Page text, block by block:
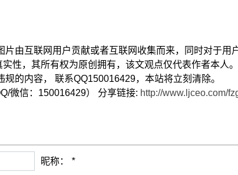
片由互联网用户贡献或者互联网收集而来，同时对于用
性，其所有权为原创拥有，该文观点仅代表作者本人
的内容， 联系QQ150016429，本站将立刻清除。
微信：150016429） 分享链接: http://www.ljceo.com/
昵称： *